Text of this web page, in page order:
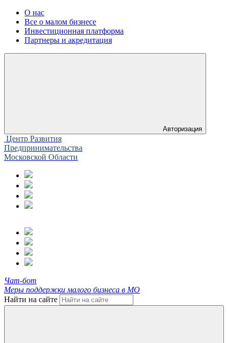
О нас
Все о малом бизнесе
Инвестиционная платформа
Партнеры и акредитация
Авторизация
Центр Развития
Предпринимательства
Московской Области
Чат-бот
Меры поддержки малого бизнеса в МО
Найти на сайте